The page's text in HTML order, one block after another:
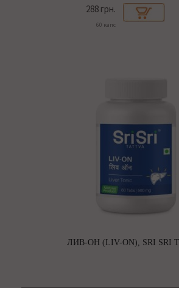
288 грн.
60 капс
ЛИВ-ОН (LIV-ON), SRI SRI